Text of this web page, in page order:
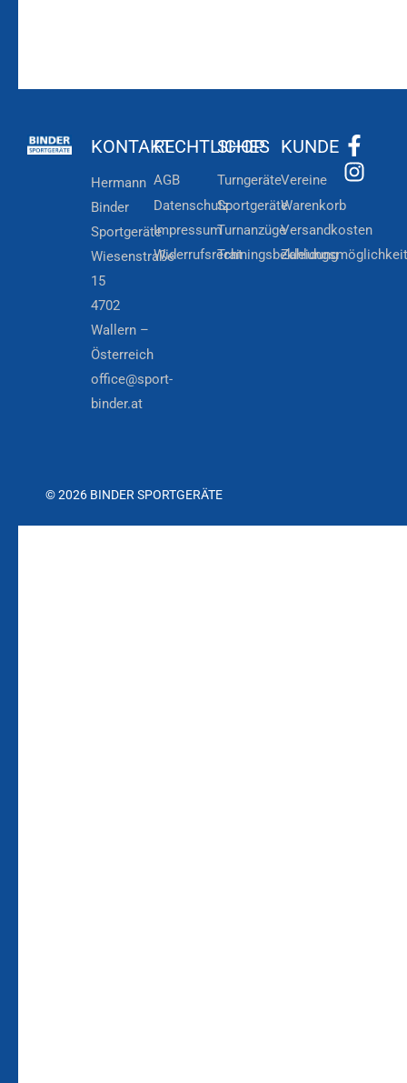
KONTAKT
Hermann
Binder
Sportgeräte
Wiesenstraße
15
4702
Wallern –
Österreich
office@sport-
binder.at
RECHTLICHES
AGB
Datenschutz
Impressum
Widerrufsrecht
SHOP
Turngeräte
Sportgeräte
Turnanzüge
Trainingsbekleidung
KUNDE
Vereine
Warenkorb
Versandkosten
© 2026 BINDER SPORTGERÄTE